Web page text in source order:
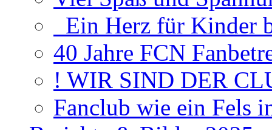
Ein Herz für Kinder
40 Jahre FCN
! WIR SIND DER
Fanclub wie ein Fels